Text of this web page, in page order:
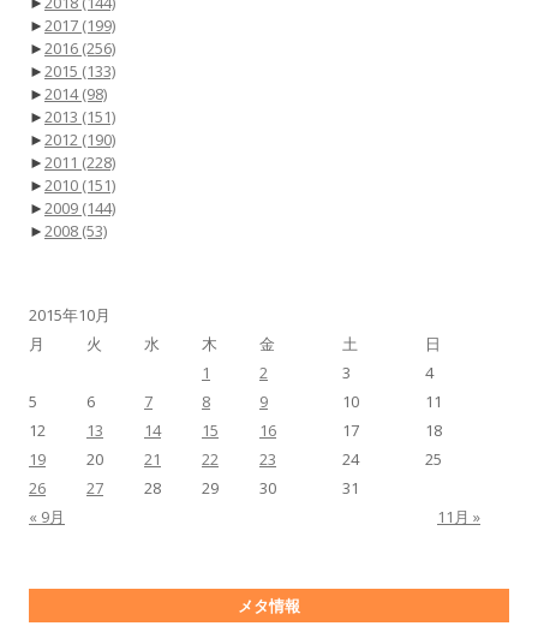
►2017 (199)
►2016 (256)
►2015 (133)
►2014(98)
►2013 (151)
►2012 (190)
►2011 (228)
►2010 (151)
►2009 (144)
►2008 (53)
2015年10月
月
火 水 木 金 土 日
« 9月 11月 »
1 2 3
4
5
6 7 8 9 10
11
12
13 14 15 16 17
18
19
20 21 22 23 24
25
26
27 28 29 30 31
メタ情報